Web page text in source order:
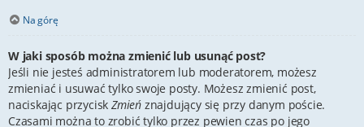
Na górę
W jaki sposób można zmienić lub usunąć post?
Jeśli nie jesteś administratorem lub moderatorem, możesz
zmieniać i usuwać tylko swoje posty. Możesz zmienić post,
naciskając przyciskZmień znajdujący się przy danym poście.
Czasami można to zrobić tylko przez pewien czas po jego